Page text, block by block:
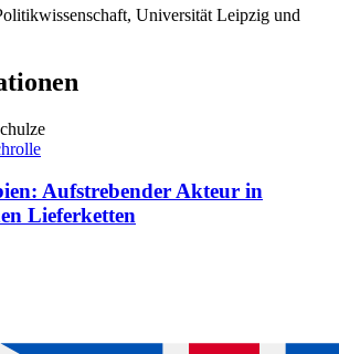
Universität Leipzig und
Aufstrebender Akteur in
Lieferketten